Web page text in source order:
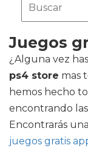
Juegos
¿Alguna vez
ps4 store mas
hemos hecho
encontrando
Encontrarás
juegos gratis